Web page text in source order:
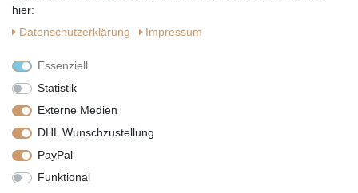
Vertrag widerrufen
hier:
Daten­schutz­erklärung
Impressum
Essenziell
Statistik
Externe Medien
DHL Wunschzustellung
PayPal
Funktional